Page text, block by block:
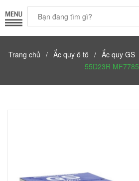
Trang chủ / Ắc quy ô tô / Ắc quy GS
55D23R MF7785